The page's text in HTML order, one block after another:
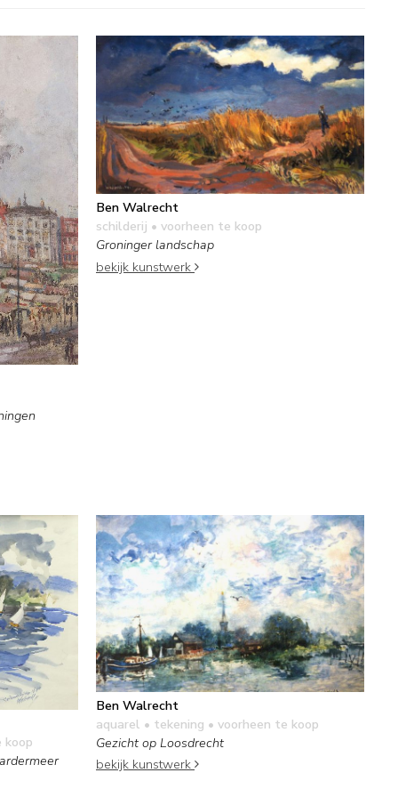
Ben Walrecht
schilderij • voorheen te koop
Groninger landschap
bekijk kunstwerk
koop
Ben Walrecht
aquarel • tekening • voorheen te koop
Gezicht op Loosdrecht
bekijk kunstwerk